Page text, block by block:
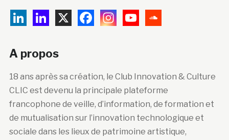
A propos
18 ans après sa création, le Club Innovation & Culture
CLIC est devenu la principale plateforme
francophone de veille, d’information, de formation et
de mutualisation sur l’innovation technologique et
sociale dans les lieux de patrimoine artistique,